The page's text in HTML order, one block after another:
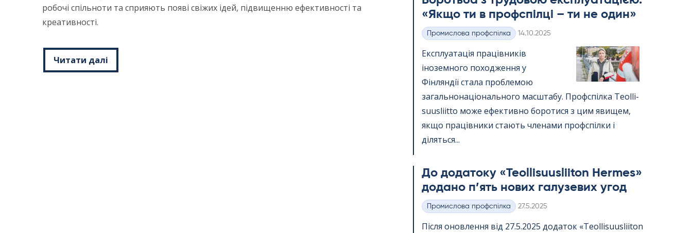
робочі спільноти та сприяють появі свіжих ідей, підвищенню ефективності та
креативності.
Читати далі
«Якщо ти в профспілці – ти не один»
Категорії
Промислова профспілка Kirjoitettu
14.10.2025
Експлуатація працівників
іноземного походження у
Фінляндії стала проблемою
загальнонаціонального масштабу. Профспілка Teol­li­
suus­liitto може ефективно боротися з цим явищем,
якщо працівники стають членами профспілки і
діляться...
До додатоку «Teol­li­suus­lii­ton Her­mes»
додано п’ять нових галузевих угод
Категорії
Промислова профспілка Kirjoitettu
27.5.2025
Після оновлення від 27.5.2025 додаток «Teol­li­suus­lii­ton